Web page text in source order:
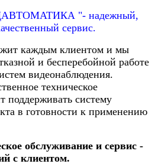
"- надежный,
сервис.
каждым клиентом и мы
и бесперебойной работе
видеонаблюдения.
техническое
поддерживать систему
в готовности к применению
обслуживание и сервис -
с клиентом.